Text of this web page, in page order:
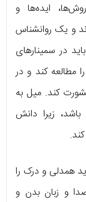
ایده‌ها و
و یک روانشناس
در سمینارهای
مطالعه کند و در
کند. میل به
زیرا دانش
همدلی و درک را
و زبان بدن و